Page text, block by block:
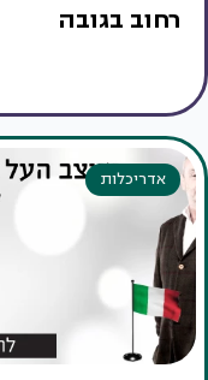
רחוב בגובה
אדריכלות